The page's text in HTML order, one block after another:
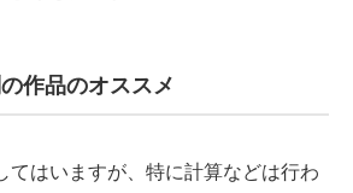
作品のオススメ
はいますが、特に計算などは行わ